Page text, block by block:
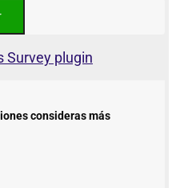
Survey plugin
consideras más